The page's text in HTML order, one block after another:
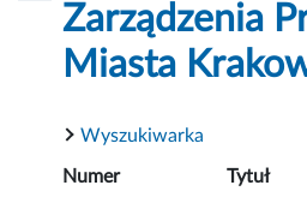
Zarządzenia
Miasta
Wyszukiwarka
Numer Tytuł